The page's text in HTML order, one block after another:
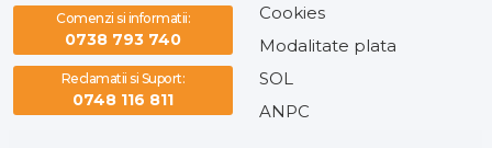
Comenzi si informatii:
0738 793 740
Reclamatii si Suport:
0748 116 811
Cookies
Modalitate plata
SOL
ANPC